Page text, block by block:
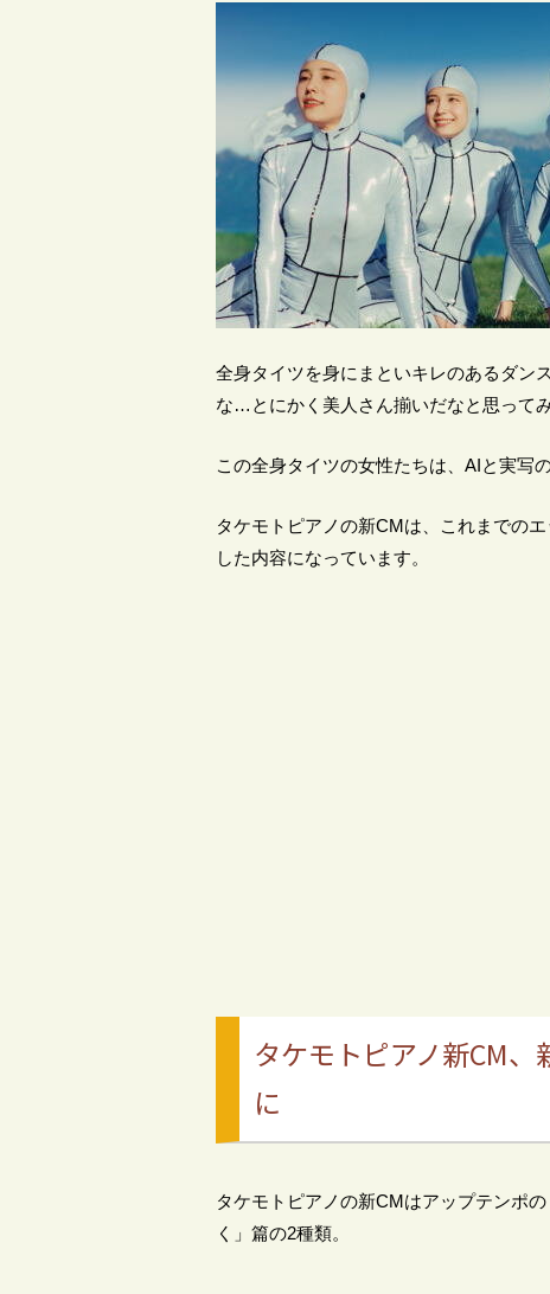
全身タイツを身にまといキレのあるダン
な…とにかく美人さん揃いだなと思って
この全身タイツの女性たちは、AIと実写
タケモトピアノの新CMは、これまでの
した内容になっています。
タケモトピアノ新CM
に
タケモトピアノの新CMはアップテンポ
く」篇の2種類。